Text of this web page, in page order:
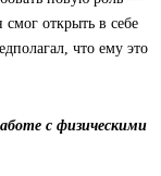
смог открыть в себе
что ему это
с физическими